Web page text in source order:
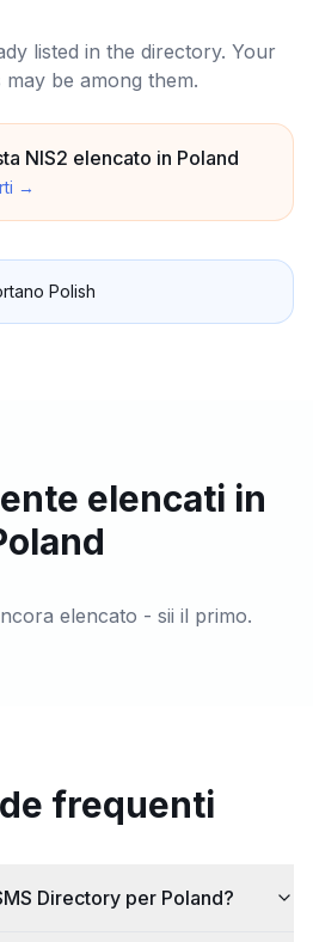
listed in the directory. Your
be among them.
NIS2 elencato in Poland
→
Polish
elencati in
elencato - sii il primo.
frequenti
Directory per Poland?